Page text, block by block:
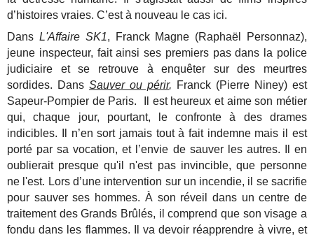
d’histoires vraies. C’est à nouveau le cas ici.
Dans L'Affaire SK1, Franck Magne (Raphaël Personnaz),
jeune inspecteur, fait ainsi ses premiers pas dans la police
judiciaire et se retrouve à enquêter sur des meurtres
sordides. DansSauver ou périr, Franck (Pierre Niney) est
Sapeur-Pompier de Paris. Il est heureux et aime son métier
qui, chaque jour, pourtant, le confronte à des drames
indicibles. Il n’en sort jamais tout à fait indemne mais il est
porté par sa vocation, et l’envie de sauver les autres. Il en
oublierait presque qu'il n'est pas invincible, que personne
ne l'est. Lors d’une intervention sur un incendie, il se sacrifie
pour sauver ses hommes. À son réveil dans un centre de
traitement des Grands Brûlés, il comprend que son visage a
fondu dans les flammes. Il va devoir réapprendre à vivre, et